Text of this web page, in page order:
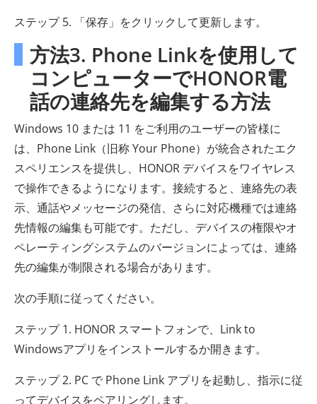
ステップ 5. 「保存」をクリックして更新します。
方法3. Phone Linkを使用して
コンピューターでHONOR電
話の連絡先を編集する方法
Windows 10 または 11 をご利用のユーザーの皆様に
は、Phone Link（旧称 Your Phone）が統合されたエク
スペリエンスを提供し、HONOR デバイスをワイヤレス
で操作できるようになります。接続すると、連絡先の表
示、通話やメッセージの発信、さらに対応機種では連絡
先情報の編集も可能です。ただし、デバイスの権限やオ
ペレーティングシステムのバージョンによっては、連絡
先の編集が制限される場合があります。
次の手順に従ってください。
ステップ 1. HONOR スマートフォンで、Link to
Windowsアプリをインストールするか開きます。
ステップ 2. PC で Phone Link アプリを起動し、指示に従
ってデバイスをペアリングします。